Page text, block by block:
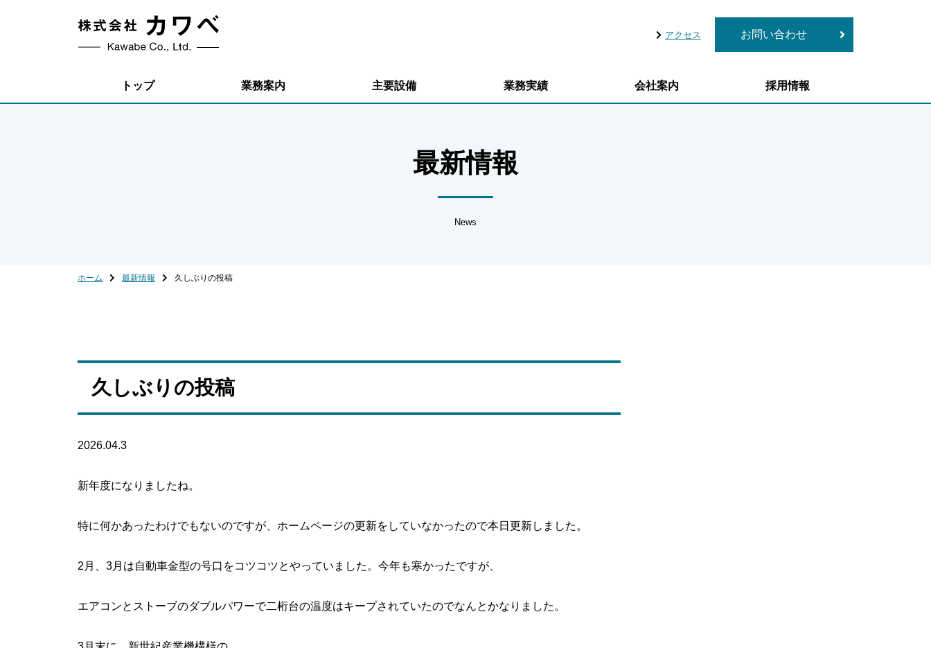
アクセス お問い合わせ
トップ 業務案内 主要設備 業務実績 会社案内 採用情報
最新情報
News
ホーム 最新情報 久しぶりの投稿
久しぶりの投稿
2026.04.3
新年度になりましたね。
特に何かあったわけでもないのですが、ホームページの更新をしていなかったので本日更新しました。
2月、3月は自動車金型の号口をコツコツとやっていました。今年も寒かったですが、
エアコンとストーブのダブルパワーで二桁台の温度はキープされていたのでなんとかなりました。